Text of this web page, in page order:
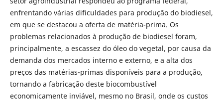
enfrentando várias dificuldades para produção do biodiesel,
em que se destacou a oferta de matéria-prima. Os
problemas relacionados à produção de biodiesel foram,
principalmente, a escassez do óleo do vegetal, por causa da
demanda dos mercados interno e externo, e a alta dos
preços das matérias-primas disponíveis para a produção,
tornando a fabricação deste biocombustível
economicamente inviável, mesmo no Brasil, onde os custos